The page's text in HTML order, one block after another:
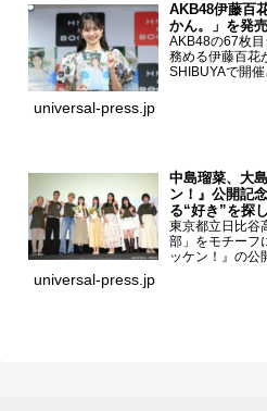
AKB48伊藤百
かん。」を発
AKB48の67枚
務める伊藤百花
SHIBUYAで開
した。AKB48
universal-press.jp
中島瑠菜、大
ン！』公開記
る“好き”を探
東京都立日比谷
部」をモチーフ
ッケン！』の公
ユナイテッド
中島瑠菜、大
universal-press.jp